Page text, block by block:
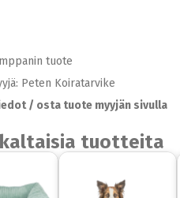
tuote
Peten Koiratarvike
/ osta tuote myyjän sivulla
tuotteita